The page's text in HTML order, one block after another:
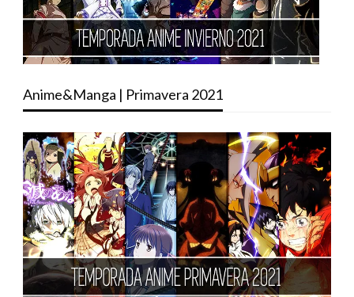
Anime&Manga | Primavera 2021